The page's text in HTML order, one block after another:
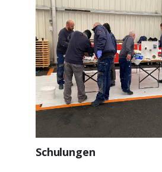
Schulungen